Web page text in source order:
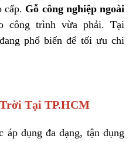
cấp. Gỗ công nghiệp ngoài
công trình vừa phải. Tại
phổ biến để tối ưu chi
Tại TP.HCM
áp dụng đa dạng, tận dụng